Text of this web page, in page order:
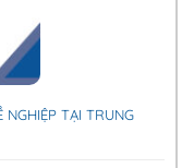
NGHIỆP TẠI TRUNG